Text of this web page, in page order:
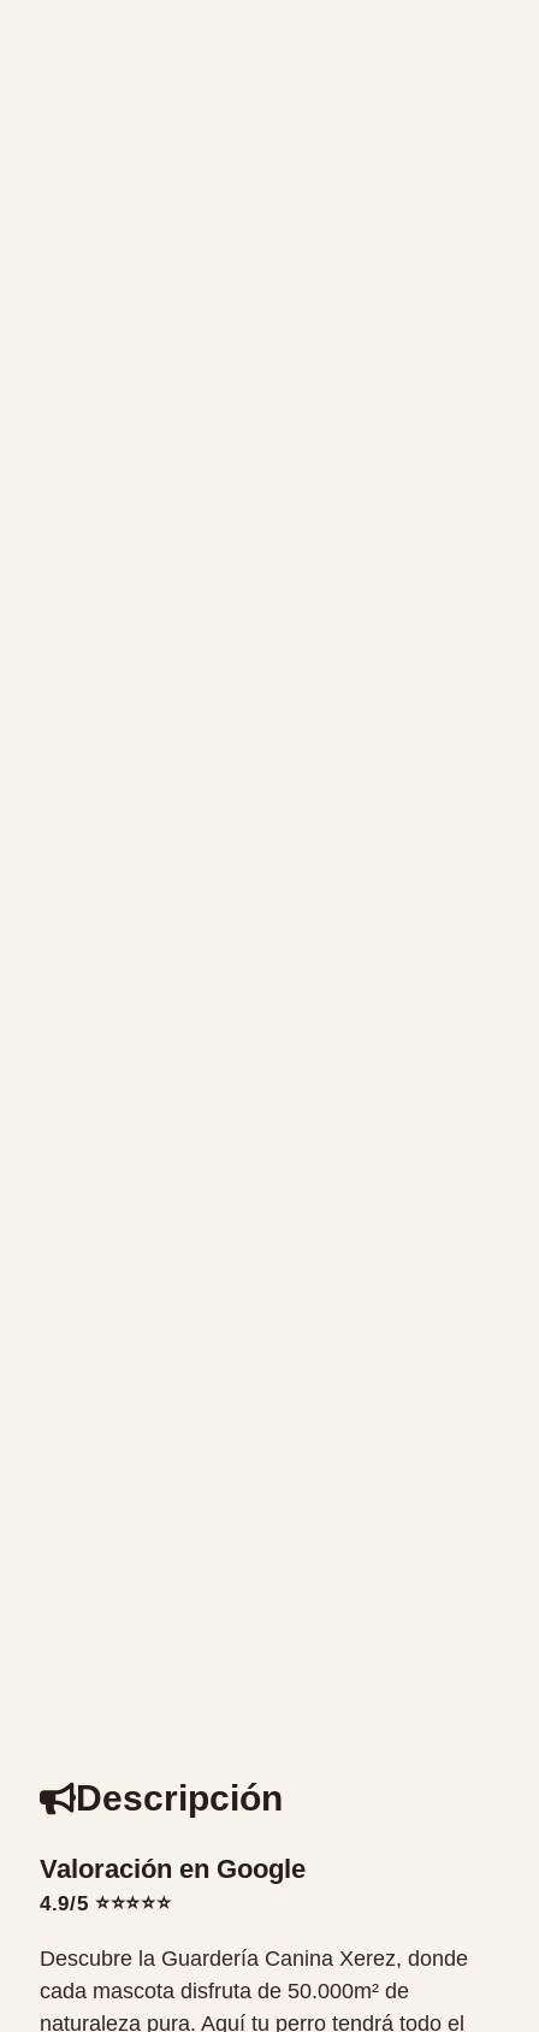
Descripción
Valoración en Google
4.9/5 ⭐⭐⭐⭐⭐
Descubre la Guardería Canina Xerez, donde
cada mascota disfruta de 50.000m² de
naturaleza pura. Aquí tu perro tendrá todo el